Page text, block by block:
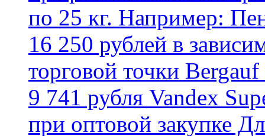
по 25 кг. Например:
16 250 рублей в
торговой точки
9 741 рубля Vandex
при оптовой закупке